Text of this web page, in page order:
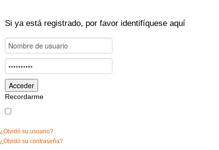
Si ya está registrado, por favor identifíquese aquí
Recordarme
¿Olvidó su usuario?
¿Olvidó su contraseña?